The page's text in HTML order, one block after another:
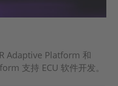
Adaptive Platform 和
支持 ECU 软件开发。